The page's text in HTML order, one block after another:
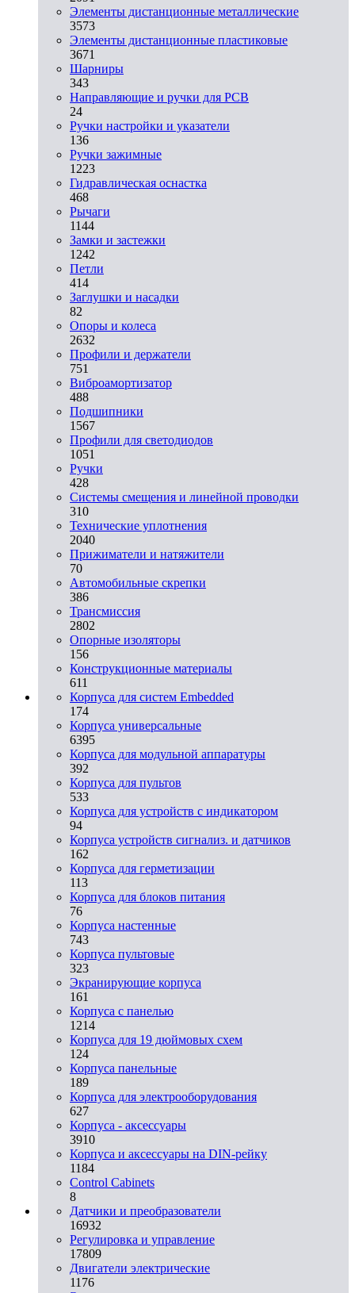
Элементы дистанционные металлические
3573
Элементы дистанционные пластиковые
3671
Шарниры
343
Направляющие и ручки для PCB
24
Ручки настройки и указатели
136
Ручки зажимные
1223
Гидравлическая оснастка
468
Рычаги
1144
Замки и застежки
1242
Петли
414
Заглушки и насадки
82
Опоры и колеса
2632
Профили и держатели
751
Виброамортизатор
488
Подшипники
1567
Профили для светодиодов
1051
Ручки
428
Системы смещения и линейной проводки
310
Технические уплотнения
2040
Прижиматели и натяжители
70
Автомобильные скрепки
386
Трансмиссия
2802
Опорные изоляторы
156
Конструкционные материалы
611
Корпуса для систем Embedded
174
Корпуса универсальные
6395
Корпуса для модульной аппаратуры
392
Корпуса для пультов
533
Корпуса для устройств с индикатором
94
Корпуса устройств сигнализ. и датчиков
162
Корпуса для герметизации
113
Корпуса для блоков питания
76
Корпуса настенные
743
Корпуса пультовые
323
Экранирующие корпуса
161
Корпуса с панелью
1214
Корпуса для 19 дюймовых схем
124
Корпуса панельные
189
Корпуса для электрооборудования
627
Корпуса - аксессуары
3910
Корпуса и аксессуары на DIN-рейку
1184
Control Cabinets
8
Датчики и преобразователи
16932
Регулировка и управление
17809
Двигатели электрические
1176